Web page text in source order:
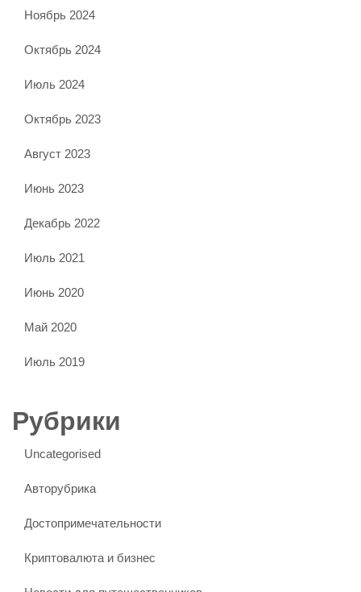
Ноябрь 2024
Октябрь 2024
Июль 2024
Октябрь 2023
Август 2023
Июнь 2023
Декабрь 2022
Июль 2021
Июнь 2020
Май 2020
Июль 2019
Рубрики
Uncategorised
Авторубрика
Достопримечательности
Криптовалюта и бизнес